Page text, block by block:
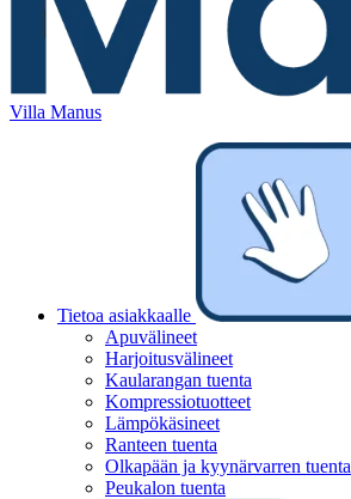
Villa Manus
Tietoa asiakkaalle
Apuvälineet
Harjoitusvälineet
Kaularangan tuenta
Kompressiotuotteet
Lämpökäsineet
Ranteen tuenta
Olkapään ja kyynärvarren tuenta
Peukalon tuenta